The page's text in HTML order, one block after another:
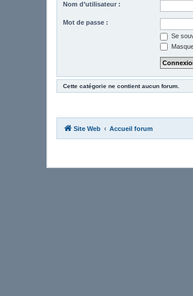
Nom d’utilisateur :
Mot de passe :
Se
Cette catégorie ne contient aucun forum.
Site Web Accueil forum